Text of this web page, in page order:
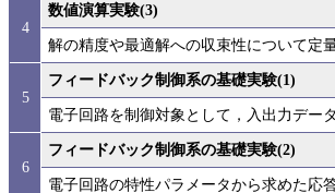
4
数値演算実験(3)
解の精度や最適解への収束性について定
5
フィードバック制御系の基礎実験(1)
電子回路を制御対象として，入出力デー
6
フィードバック制御系の基礎実験(2)
電子回路の特性パラメータから求めた応